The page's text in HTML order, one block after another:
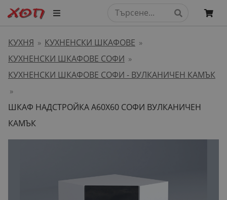
КУХНЯ » КУХНЕНСКИ ШКАФОВЕ »
КУХНЕНСКИ ШКАФОВЕ СОФИ »
КУХНЕНСКИ ШКАФОВЕ СОФИ - ВУЛКАНИЧЕН КАМЪК
»
ШКАФ НАДСТРОЙКА А60Х60 СОФИ ВУЛКАНИЧЕН
КАМЪК